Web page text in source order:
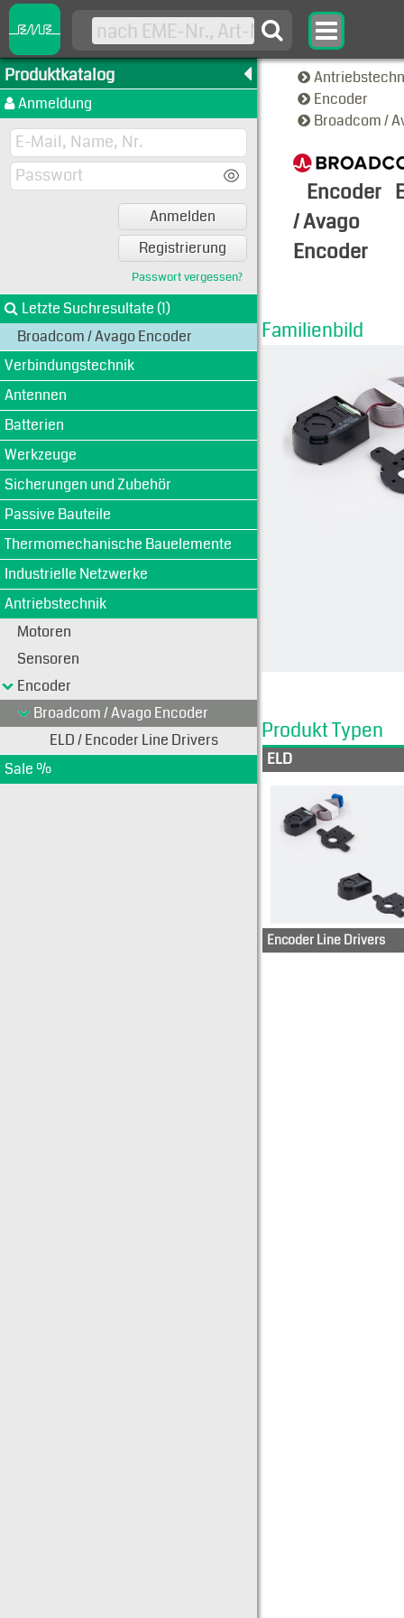
Produktkatalog
Anmeldung
Anmelden
Registrierung
Passwort vergessen?
Letzte Suchresultate (1)
Broadcom / Avago Encoder
Verbindungstechnik
Antennen
Batterien
Werkzeuge
Sicherungen und Zubehör
Passive Bauteile
Thermomechanische Bauelemente
Industrielle Netzwerke
Antriebstechnik
Motoren
Sensoren
Encoder
Broadcom / Avago Encoder
ELD / Encoder Line Drivers
Sale %
Encoder
Broadcom /
Encoder
/ Avago
Encoder
Familienbild
Produkt Typen
ELD
Encoder Line Drivers